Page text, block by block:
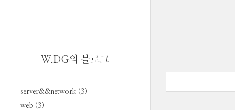
W.DG의 블로그
server&&network (3)
web (3)